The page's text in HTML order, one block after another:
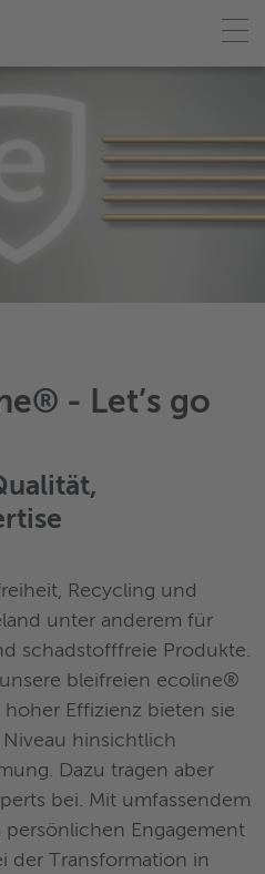
- Let’s go
Recycling und
unter anderem für
schadstofffreie Produkte.
bleifreien ecoline®
Effizienz bieten sie
hinsichtlich
Dazu tragen aber
bei. Mit umfassendem
Engagement
der Transformation in